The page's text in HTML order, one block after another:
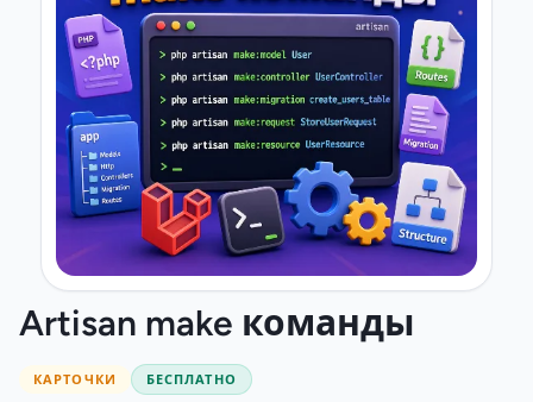
Artisan make команды
КАРТОЧКИ БЕСПЛАТНО